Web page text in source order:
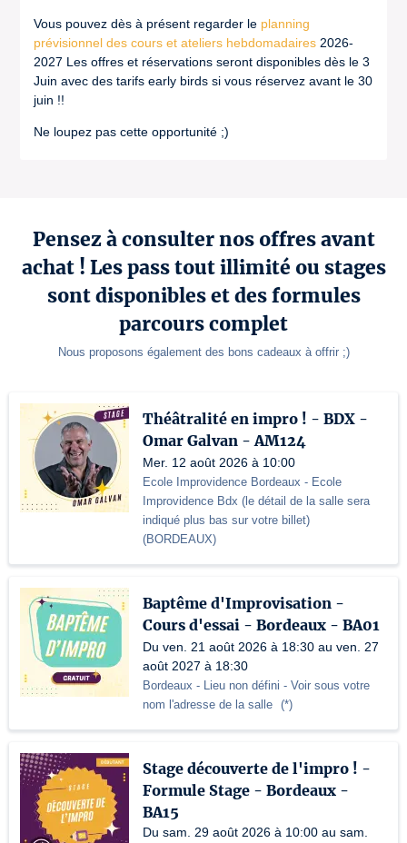
Pensez à consulter nos offres avant
achat ! Les pass tout illimité ou stages
sont disponibles et des formules
parcours complet
Nous proposons également des bons cadeaux à offrir ;)
Théâtralité en impro ! - BDX -
Omar Galvan - AM124
Mer. 12 août 2026 à 10:00
Ecole Improvidence Bordeaux - Ecole
Improvidence Bdx (le détail de la salle sera
indiqué plus bas sur votre billet)
(BORDEAUX)
Baptême d'Improvisation -
Cours d'essai - Bordeaux - BA01
Du ven. 21 août 2026 à 18:30 au ven. 27
août 2027 à 18:30
Bordeaux - Lieu non défini - Voir sous votre
nom l'adresse de la salle (*)
Stage découverte de l'impro ! -
Formule Stage - Bordeaux -
BA15
Du sam. 29 août 2026 à 10:00 au sam.
Vous pouvez dès à présent regarder le planning
prévisionnel des cours et ateliers hebdomadaires 2026-
2027 Les offres et réservations seront disponibles dès le 3
Juin avec des tarifs early birds si vous réservez avant le 30
juin !!
Ne loupez pas cette opportunité ;)